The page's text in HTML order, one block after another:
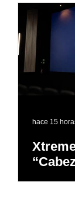
hace 15